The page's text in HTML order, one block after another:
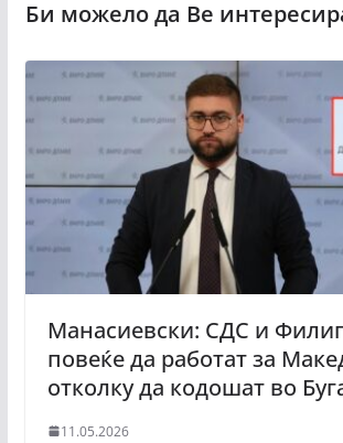
Манасиевски: СДС и
повеќе да работат за
отколку да кодошат во
11.05.2026